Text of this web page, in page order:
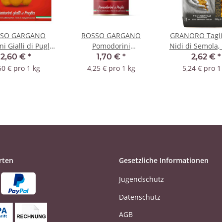
GARGANO
Gialli di Puglia
Datteltomaten
2,60 € *
€ pro 1 kg
ROSSO GARGANO
Pomodorini
Kirschtomaten 400g
1,70 € *
4,25 € pro 1 kg
GRANORO
Nidi di Semola,
500 g
2,62 € *
5,24 € pro
Gesetzliche Informationen
Jugendschutz
Datenschutz
AGB